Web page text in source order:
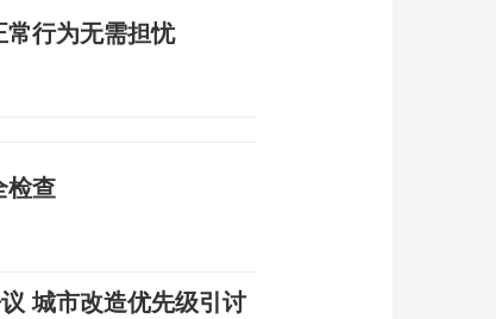
行为无需担忧
检查
城市改造优先级引讨